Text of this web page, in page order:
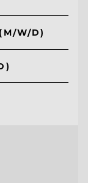
W/D)